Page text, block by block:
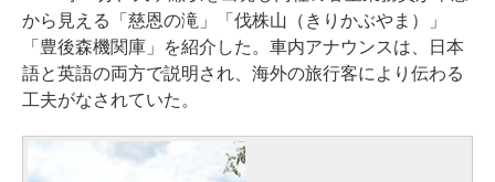
から見える「慈恩の滝」「伐株山（きりかぶやま）」
「豊後森機関庫」を紹介した。車内アナウンスは、日本
語と英語の両方で説明され、海外の旅行客により伝わる
工夫がなされていた。